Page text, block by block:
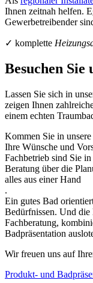
Ihnen zeitnah helfen.
Gewerbetreibender
✓ komplette
Besuchen Sie
Lassen Sie sich in
zeigen Ihnen
einem echten
Kommen Sie in
Ihre Wünsche und
Fachbetrieb sind Sie
Beratung über die
alles aus einer Hand
.
Ein gutes Bad
Bedürfnissen. Und die
Fachberatung,
Badpräsentation
Wir freuen uns auf
Produkt- und